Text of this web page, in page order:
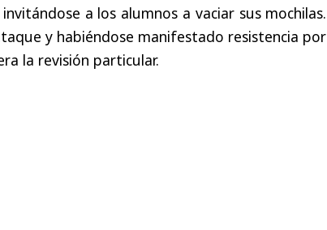
a los alumnos a vaciar sus mochilas.
y habiéndose manifestado resistencia por
la revisión particular.